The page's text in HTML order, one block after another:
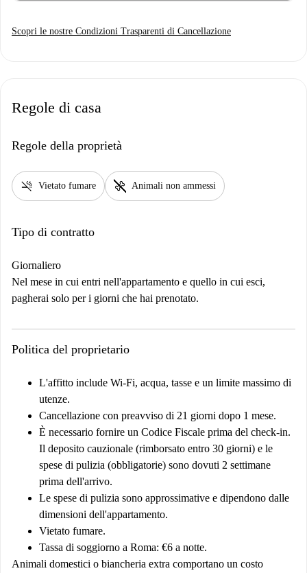
Scopri le nostre Condizioni Trasparenti di Cancellazione
Regole di casa
Regole della proprietà
smoke_free Vietato fumare pet_supplies Animali non ammessi
Tipo di contratto
Giornaliero
Nel mese in cui entri nell'appartamento e quello in cui esci,
pagherai solo per i giorni che hai prenotato.
Politica del proprietario
L'affitto include Wi-Fi, acqua, tasse e un limite massimo di
utenze.
Cancellazione con preavviso di 21 giorni dopo 1 mese.
È necessario fornire un Codice Fiscale prima del check-in.
Il deposito cauzionale (rimborsato entro 30 giorni) e le
spese di pulizia (obbligatorie) sono dovuti 2 settimane
prima dell'arrivo.
Le spese di pulizia sono approssimative e dipendono dalle
dimensioni dell'appartamento.
Vietato fumare.
Tassa di soggiorno a Roma: €6 a notte.
Animali domestici o biancheria extra comportano un costo